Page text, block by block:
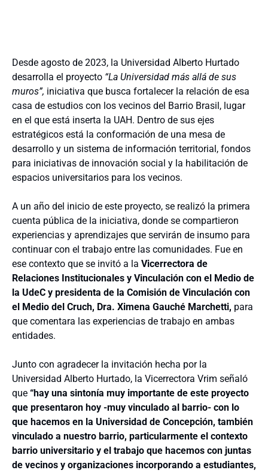
Desde agosto de 2023, la Universidad Alberto Hurtado
desarrolla el proyecto “La Universidad más allá de sus
muros”, iniciativa que busca fortalecer la relación de esa
casa de estudios con los vecinos del Barrio Brasil, lugar
en el que está inserta la UAH. Dentro de sus ejes
estratégicos está la conformación de una mesa de
desarrollo y un sistema de información territorial, fondos
para iniciativas de innovación social y la habilitación de
espacios universitarios para los vecinos.
A un año del inicio de este proyecto, se realizó la primera
cuenta pública de la iniciativa, donde se compartieron
experiencias y aprendizajes que servirán de insumo para
continuar con el trabajo entre las comunidades. Fue en
ese contexto que se invitó a la Vicerrectora de
Relaciones Institucionales y Vinculación con el Medio de
la UdeC y presidenta de la Comisión de Vinculación con
el Medio del Cruch, Dra. Ximena Gauché Marchetti, para
que comentara las experiencias de trabajo en ambas
entidades.
Junto con agradecer la invitación hecha por la
Universidad Alberto Hurtado, la Vicerrectora Vrim señaló
que “hay una sintonía muy importante de este proyecto
que presentaron hoy -muy vinculado al barrio- con lo
que hacemos en la Universidad de Concepción, también
vinculado a nuestro barrio, particularmente el contexto
barrio universitario y el trabajo que hacemos con juntas
de vecinos y organizaciones incorporando a estudiantes,